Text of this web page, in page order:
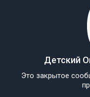
Детский
Это закрытое